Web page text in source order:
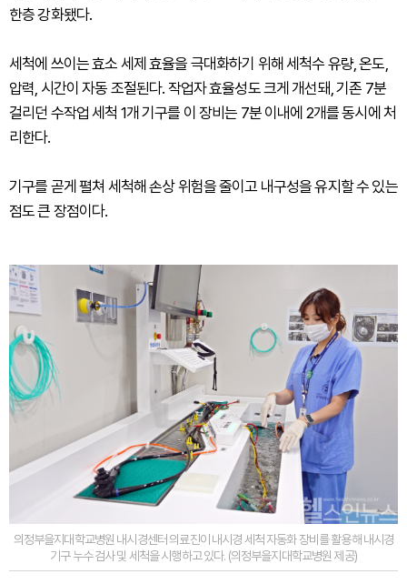
한층 강화됐다.
세척에 쓰이는 효소 세제 효율을 극대화하기 위해 세척수 유량, 온도,
압력, 시간이 자동 조절된다. 작업자 효율성도 크게 개선돼, 기존 7분
걸리던 수작업 세척 1개 기구를 이 장비는 7분 이내에 2개를 동시에 처
리한다.
기구를 곧게 펼쳐 세척해 손상 위험을 줄이고 내구성을 유지할 수 있는
점도 큰 장점이다.
의정부을지대학교병원 내시경센터 의료진이 내시경 세척 자동화 장비를 활용해 내시경
기구 누수 검사 및 세척을 시행하고 있다. (의정부을지대학교병원 제공)